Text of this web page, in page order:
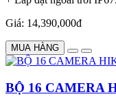
Giá: 14,390,000đ
MUA HÀNG
BỘ 16 CAMERA